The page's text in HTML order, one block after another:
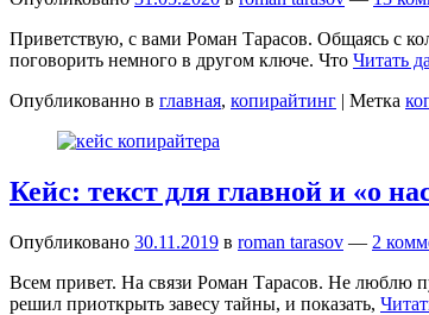
Приветствую, с вами Роман Тарасов. Общаясь с
поговорить немного в другом ключе. Что Читать
Опубликованно в главная, копирайтинг | Метка
Кейс: текст для главной и «о
Опубликовано 30.11.2019 в roman tarasov — 2
Всем привет. На связи Роман Тарасов. Не люблю
решил приоткрыть завесу тайны, и показать,